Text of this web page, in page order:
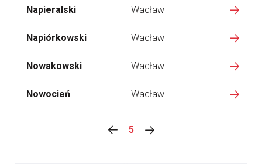
Napieralski Wacław
Napiórkowski Wacław
Nowakowski Wacław
Nowocień Wacław
5